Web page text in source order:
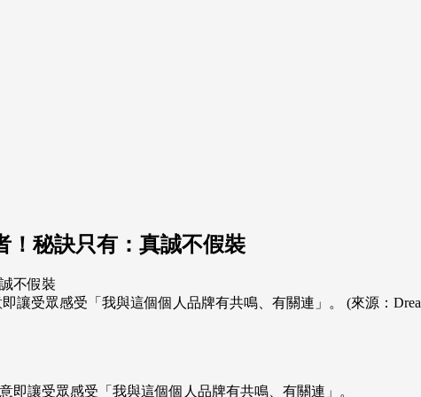
！秘訣只有：真誠不假裝
讓受眾感受「我與這個個人品牌有共鳴、有關連」。 (來源：
讓受眾感受「我與這個個人品牌有共鳴、有關連」。